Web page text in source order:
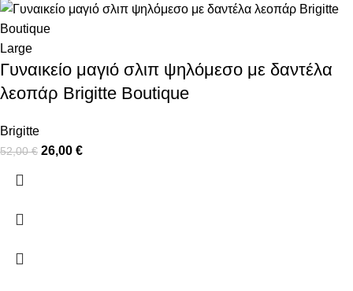
Large
Γυναικείο μαγιό σλιπ ψηλόμεσο με δαντέλα
λεοπάρ Brigitte Boutique
Brigitte
52,00€ 26,00 €